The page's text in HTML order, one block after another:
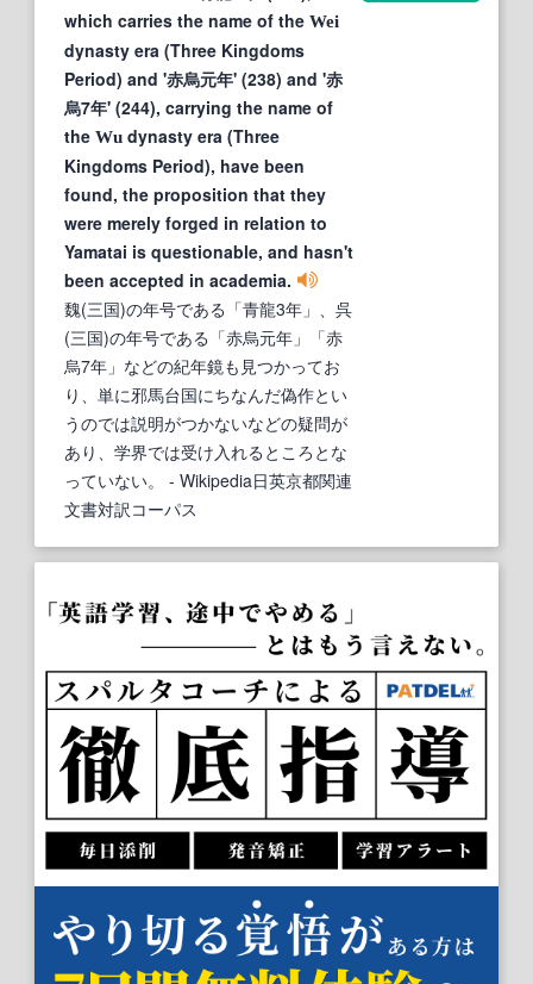
which carries the name of the Wei
dynasty era (Three Kingdoms
Period) and '赤烏元年' (238) and '赤
烏7年' (244), carrying the name of
the Wu dynasty era (Three
Kingdoms Period), have been
found, the proposition that they
were merely forged in relation to
Yamatai is questionable, and hasn't
been accepted in academia.
魏(三国)の年号である「青龍3年」、呉
(三国)の年号である「赤烏元年」「赤
烏7年」などの紀年鏡も見つかってお
り、単に邪馬台国にちなんだ偽作とい
うのでは説明がつかないなどの疑問が
あり、学界では受け入れるところとな
っていない。
- Wikipedia日英京都関連
文書対訳コーパス